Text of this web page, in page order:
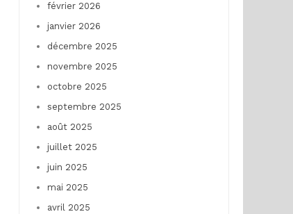
février 2026
janvier 2026
décembre 2025
novembre 2025
octobre 2025
septembre 2025
août 2025
juillet 2025
juin 2025
mai 2025
avril 2025